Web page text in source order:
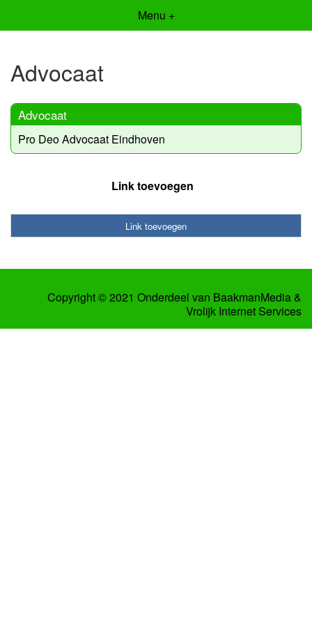
Menu +
Advocaat
Advocaat
Pro Deo Advocaat Eindhoven
Link toevoegen
Link toevoegen
Copyright © 2021 Onderdeel van BaakmanMedia &
Vrolijk Internet Services